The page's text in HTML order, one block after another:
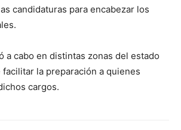
candidaturas para encabezar los
a cabo en distintas zonas del estado
la preparación a quienes
cargos.